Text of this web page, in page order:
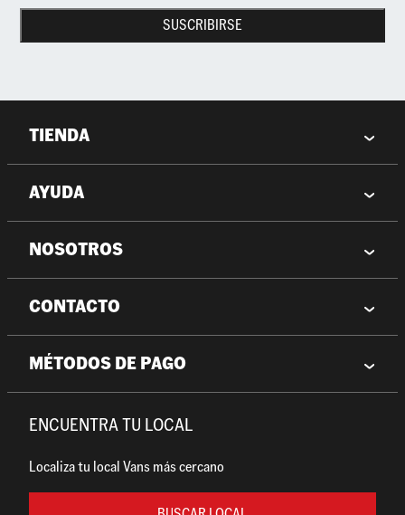
SUSCRIBIRSE
TIENDA
AYUDA
NOSOTROS
CONTACTO
MÉTODOS DE PAGO
ENCUENTRA TU LOCAL
Localiza tu local Vans más cercano